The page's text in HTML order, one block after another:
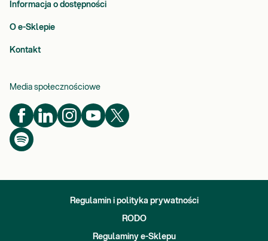
Informacja o dostępności
O e-Sklepie
Kontakt
Media społecznościowe
Regulamin i polityka prywatności
RODO
Regulaminy e-Sklepu